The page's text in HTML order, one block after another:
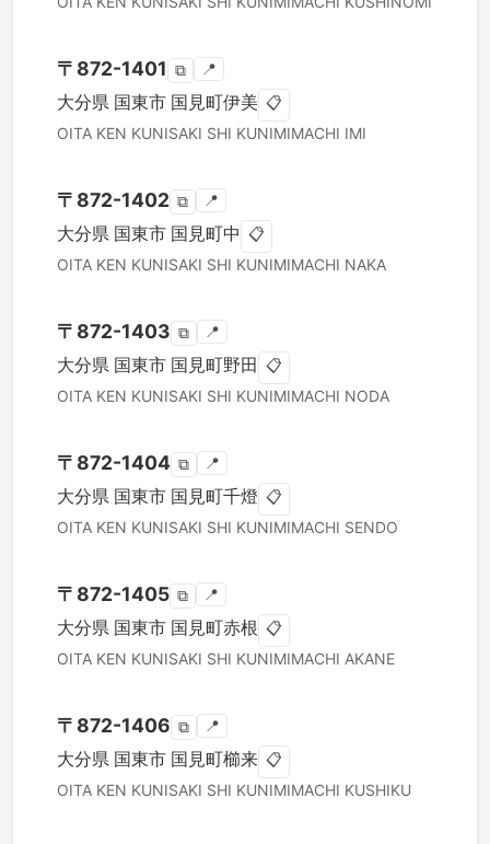
〒 872-1401 ⧉ 📍
大分県 国東市 国見町伊美 📋
OITA KEN KUNISAKI SHI KUNIMIMACHI IMI
〒 872-1402 ⧉ 📍
大分県 国東市 国見町中 📋
OITA KEN KUNISAKI SHI KUNIMIMACHI NAKA
〒 872-1403 ⧉ 📍
大分県 国東市 国見町野田 📋
OITA KEN KUNISAKI SHI KUNIMIMACHI NODA
〒 872-1404 ⧉ 📍
大分県 国東市 国見町千燈 📋
OITA KEN KUNISAKI SHI KUNIMIMACHI SENDO
〒 872-1405 ⧉ 📍
大分県 国東市 国見町赤根 📋
OITA KEN KUNISAKI SHI KUNIMIMACHI AKANE
〒 872-1406 ⧉ 📍
大分県 国東市 国見町櫛来 📋
OITA KEN KUNISAKI SHI KUNIMIMACHI KUSHIKU